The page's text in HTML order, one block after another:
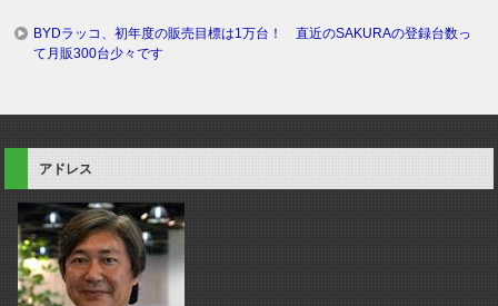
BYDラッコ、初年度の販売目標は1万台！ 直近のSAKURAの登録台数っ
て月販300台少々です
アドレス